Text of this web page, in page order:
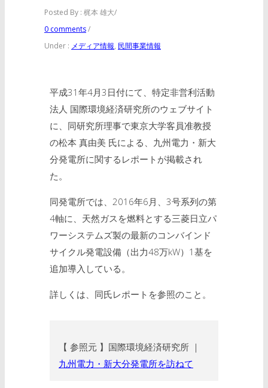
Posted By : 梶本 雄大/
0 comments/
Under : メディア情報, 民間事業情報
平成31年4月3日付にて、特定非営利活動
法人 国際環境経済研究所のウェブサイト
に、同研究所理事で東京大学客員准教授
の松本 真由美 氏による、九州電力・新大
分発電所に関するレポートが掲載され
た。
同発電所では、2016年6月、3号系列の第
4軸に、天然ガスを燃料とする三菱日立パ
ワーシステムズ製の最新のコンバインド
サイクル発電設備（出力48万kW）1基を
追加導入している。
詳しくは、同氏レポートを参照のこと。
【 参照元 】国際環境経済研究所 ｜
九州電力・新大分発電所を訪ねて